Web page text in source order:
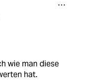
wie man diese
hat.